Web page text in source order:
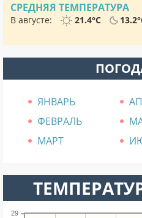
СРЕДНЯЯ ТЕМПЕРАТУРА
В августе: 21.4°C
ЯНВАРЬ
ФЕВРАЛЬ
МАРТ
29